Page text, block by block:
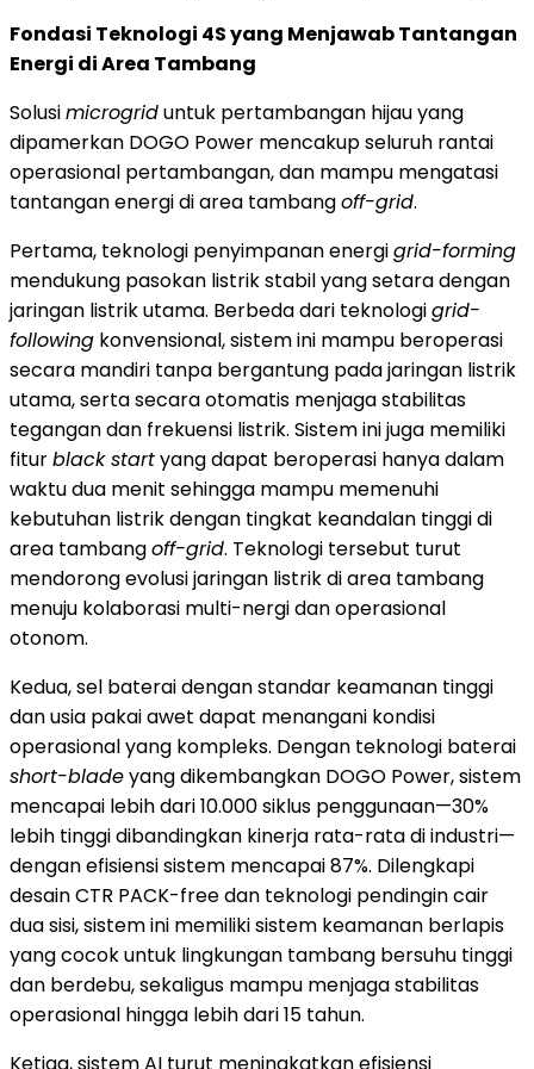
Fondasi Teknologi 4S yang Menjawab Tantangan
Energi di Area Tambang
Solusimicrogriduntuk pertambangan hijau yang
dipamerkan DOGO Power mencakup seluruh rantai
operasional pertambangan, dan mampu mengatasi
tantangan energi di area tambangoff-grid.
Pertama, teknologi penyimpanan energigrid-forming
mendukung pasokan listrik stabil yang setara dengan
jaringan listrik utama. Berbeda dari teknologigrid-
following konvensional, sistem ini mampu beroperasi
secara mandiri tanpa bergantung pada jaringan listrik
utama, serta secara otomatis menjaga stabilitas
tegangan dan frekuensi listrik. Sistem ini juga memiliki
fiturblack startyang dapat beroperasi hanya dalam
waktu dua menit sehingga mampu memenuhi
kebutuhan listrik dengan tingkat keandalan tinggi di
area tambangoff-grid. Teknologi tersebut turut
mendorong evolusi jaringan listrik di area tambang
menuju kolaborasi multi-nergi dan operasional
otonom.
Kedua, sel baterai dengan standar keamanan tinggi
dan usia pakai awet dapat menangani kondisi
operasional yang kompleks. Dengan teknologi baterai
short-bladeyang dikembangkan DOGO Power, sistem
mencapai lebih dari 10.000 siklus penggunaan—30%
lebih tinggi dibandingkan kinerja rata-rata di industri—
dengan efisiensi sistem mencapai 87%. Dilengkapi
desain CTR PACK-free dan teknologi pendingin cair
dua sisi, sistem ini memiliki sistem keamanan berlapis
yang cocok untuk lingkungan tambang bersuhu tinggi
dan berdebu, sekaligus mampu menjaga stabilitas
operasional hingga lebih dari 15 tahun.
Ketiga, sistem AI turut meningkatkan efisiensi